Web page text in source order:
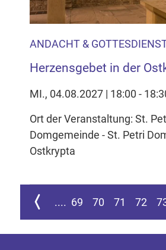
ANDACHT &
Herzensgebet in der
MI., 04.08.2027 | 18:00 -
Ort der Veranstaltung: St.
Domgemeinde - St. Petri
Ostkrypta
ersten Seite springen
Zur vorherigen Seite
.... 69 70 71 72